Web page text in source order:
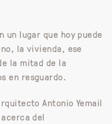
un lugar que hoy puede
la vivienda, ese
la mitad de la
en resguardo.
Antonio Yemail
acerca del